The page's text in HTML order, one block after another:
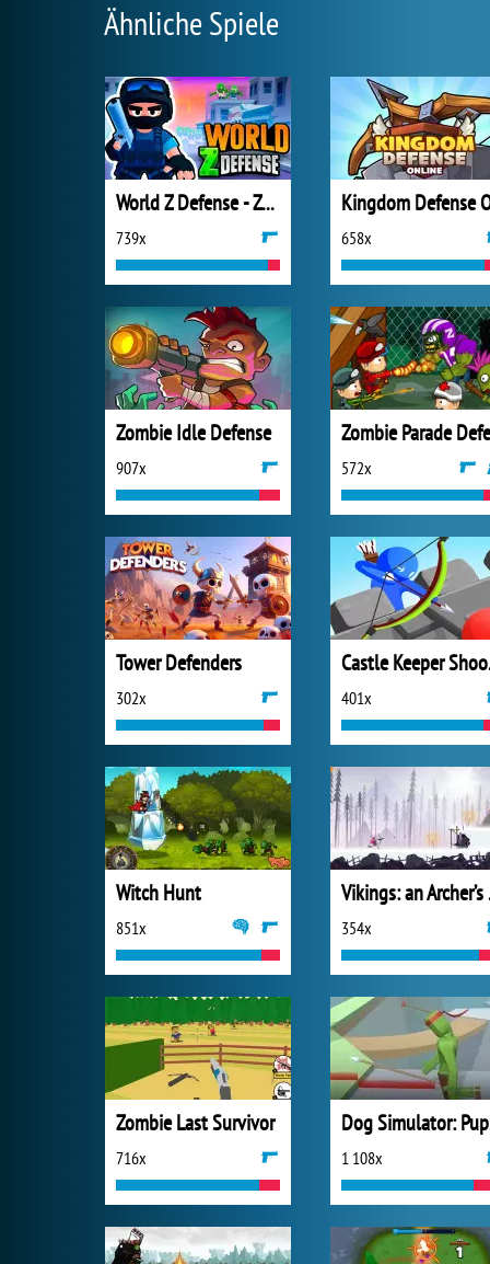
Ähnliche Spiele
World Z Defense - Zombie Defense
739x 658x
Zombie Idle Defense
907x 572x
Tower Defenders
302x 401x
Witch Hunt
851x 354x
Zombie Last Survivor
716x 1 108x